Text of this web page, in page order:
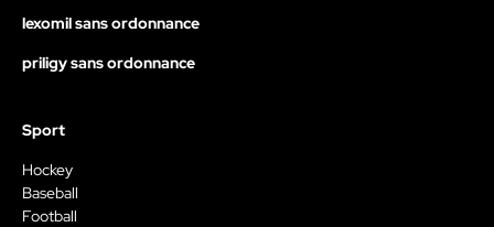
lexomil sans ordonnance
priligy sans ordonnance
Sport
Hockey
Baseball
Football